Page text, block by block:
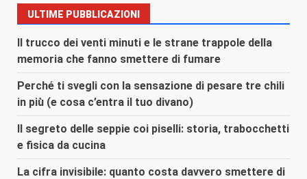
ULTIME PUBBLICAZIONI
Il trucco dei venti minuti e le strane trappole della
memoria che fanno smettere di fumare
Perché ti svegli con la sensazione di pesare tre chili
in più (e cosa c’entra il tuo divano)
Il segreto delle seppie coi piselli: storia, trabocchetti
e fisica da cucina
La cifra invisibile: quanto costa davvero smettere di